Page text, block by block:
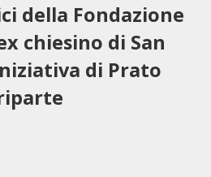
della Fondazione
chiesino di San
di Prato